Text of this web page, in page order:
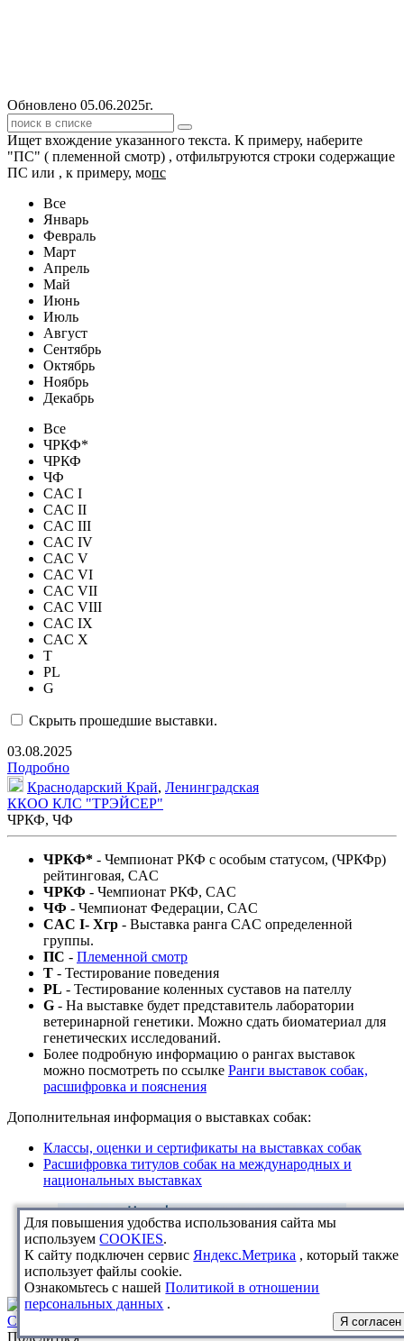
Обновлено 05.06.2025г.
Ищет вхождение указанного текста. К примеру, наберите
"ПС" ( племенной смотр) , отфильтруются строки содержащие
ПС или , к примеру, мопс
Все
Январь
Февраль
Март
Апрель
Май
Июнь
Июль
Август
Сентябрь
Октябрь
Ноябрь
Декабрь
Все
ЧРКФ*
ЧРКФ
ЧФ
CAC I
CAC II
CAC III
CAC IV
CAC V
CAC VI
CAC VII
CAC VIII
CAC IX
CAC X
T
PL
G
Скрыть прошедшие выставки.
03.08.2025
Подробно
Краснодарский Край, Ленинградская
ККОО КЛС "ТРЭЙСЕР"
ЧРКФ, ЧФ
ЧРКФ* - Чемпионат РКФ c особым статусом, (ЧРКФр)
рейтинговая, CAC
ЧРКФ - Чемпионат РКФ, CAC
ЧФ - Чемпионат Федерации, CAC
CAC I- Xгр - Выставка ранга CAC определенной
группы.
ПС - Племенной смотр
T - Тестирование поведения
PL - Тестирование коленных суставов на пателлу
G - На выставке будет представитель лаборатории
ветеринарной генетики. Можно сдать биоматериал для
генетических исследований.
Более подробную информацию о рангах выставок
можно посмотреть по ссылке Ранги выставок собак,
расшифровка и пояснения
Дополнительная информация о выставках собак:
Классы, оценки и сертификаты на выставках собак
Расшифровка титулов собак на международных и
национальных выставках
Сиба
Поделиться
Для повышения удобства использования сайта мы
используемCOOKIES.
К сайту подключен сервис Яндекс.Метрика , который также
использует файлы cookie.
Ознакомьтесь с нашейПолитикой в отношении
персональных данных .
Я согласен